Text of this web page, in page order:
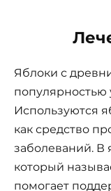
Яблоки с
популярностью
Используются
как средство
заболеваний. В
который
помогает